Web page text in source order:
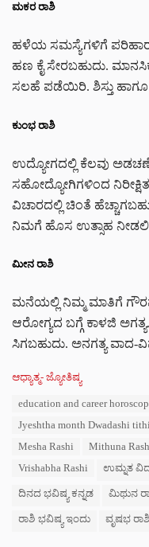
ಮಕರ ರಾಶಿ
ಹಳೆಯ ಸಮಸ್ಯೆಗಳಿಗೆ
ಹಣ ಕೈ ಸೇರಬಹುದು.
ಸಲಹೆ ಪಡೆಯಿರಿ. ಶಿಸ್ತು
ಕುಂಭ ರಾಶಿ
ಉದ್ಯೋಗದಲ್ಲಿ ಕೆಲವು
ಸಹೋದ್ಯೋಗಿಗಳಿಂದ
ವಿಚಾರದಲ್ಲಿ ಚಿಂತೆ
ನಿಮಗೆ ಹೊಸ ಉತ್ಸಾಹ
ಮೀನ ರಾಶಿ
ಮನೆಯಲ್ಲಿ ನಿಮ್ಮ ಮಾತಿಗೆ
ಆರೋಗ್ಯದ ಬಗ್ಗೆ ಕಾಳಜಿ
ಸಿಗಬಹುದು. ಅನಗತ್ಯ
C
ಆಧ್ಯಾತ್ಮ- ಜ್ಯೋತಿಷ್ಯ
education and career
Jyeshtha month Dwadashi tithi
Mesha Rashi
Mithuna
Vrishabha Rashi
ಉಮ್ನತ
ದಿನದ ಭವಿಷ್ಯ ಕನ್ನಡ ಮಿಥುನ
ರಾಶಿ ಭವಿಷ್ಯ ಇಂದು ವೃಷಭ ರಾಶಿ